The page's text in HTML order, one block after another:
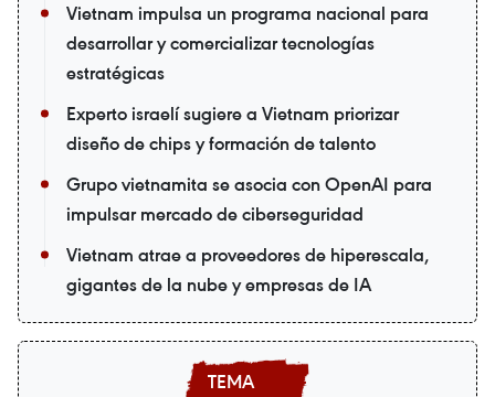
Vietnam impulsa un programa nacional para
desarrollar y comercializar tecnologías
estratégicas
Experto israelí sugiere a Vietnam priorizar
diseño de chips y formación de talento
Grupo vietnamita se asocia con OpenAI para
impulsar mercado de ciberseguridad
Vietnam atrae a proveedores de hiperescala,
gigantes de la nube y empresas de IA